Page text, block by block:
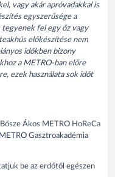
vagy akár apróvadakkal is
egyszerűsége a
tegyenek fel egy őz vagy
előkészítése nem
időkben bizony
a METRO-ban előre
ezek használata sok időt
Ákos METRO HoReCa
Gasztroakadémia
be az erdőtől egészen